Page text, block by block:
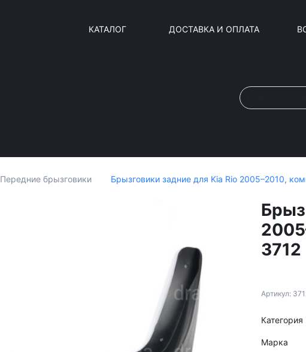
КАТАЛОГ ДОСТАВКА И ОПЛАТА
Передние брызговики Брызговики задние для Kia Rio 2005–2010,
3712
Артикул:
Категория
Марка